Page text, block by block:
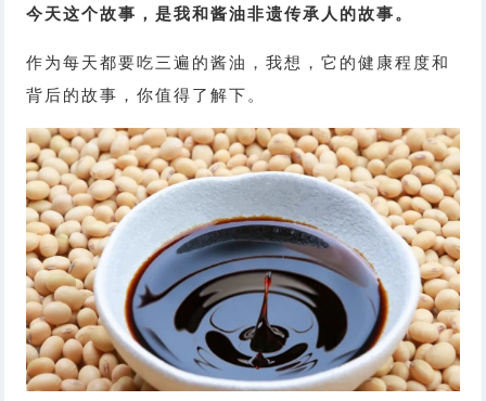
今天这个故事，是我和酱油非遗传承人的故事。
作为每天都要吃三遍的酱油，我想，它的健康程度和
背后的故事，你值得了解下。